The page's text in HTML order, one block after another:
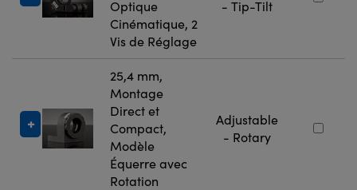
Optique
Cinématique, 2
Vis de Réglage
- Tip-Tilt
25,4 mm,
Montage
Direct et
Compact,
Modèle
Équerre avec
Rotation
Adjustable
- Rotary